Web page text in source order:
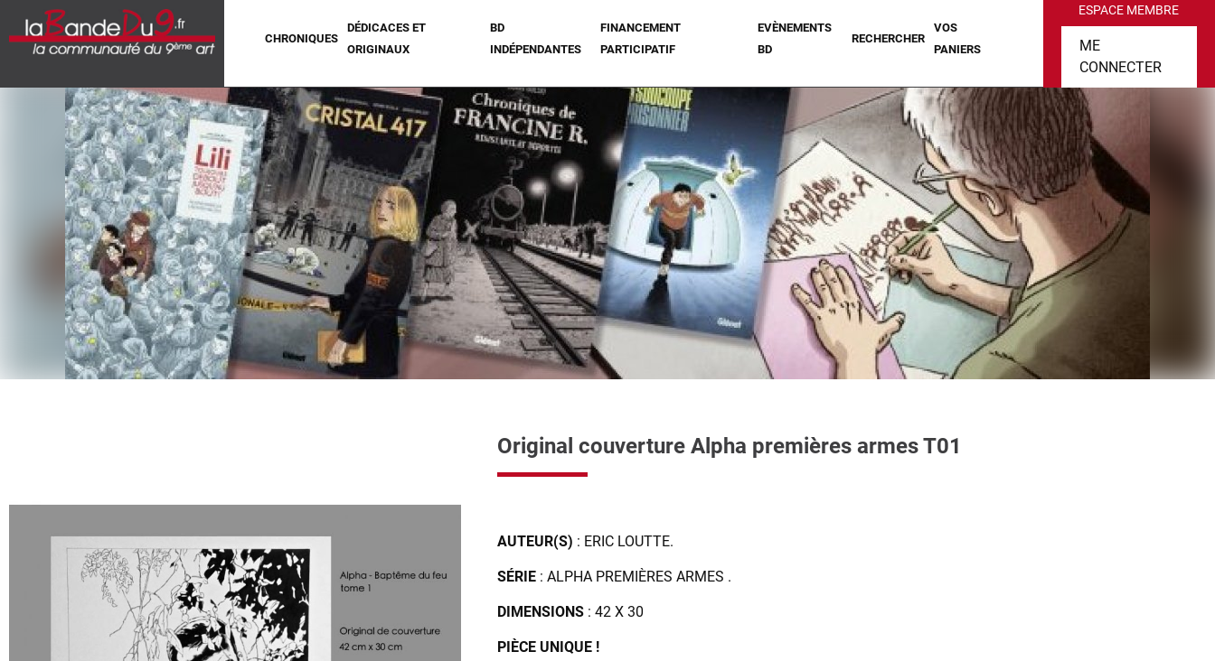
CHRONIQUES
DÉDICACES ET
ORIGINAUX
BD
INDÉPENDANTES
FINANCEMENT
PARTICIPATIF
EVÈNEMENTS
BD
RECHERCHER
VOS
PANIERS
ESPACE MEMBRE
ME
CONNECTER
Original couverture Alpha premières armes T01
AUTEUR(S) : ERIC LOUTTE.
SÉRIE : ALPHA PREMIÈRES ARMES .
DIMENSIONS : 42 X 30
PIÈCE UNIQUE !